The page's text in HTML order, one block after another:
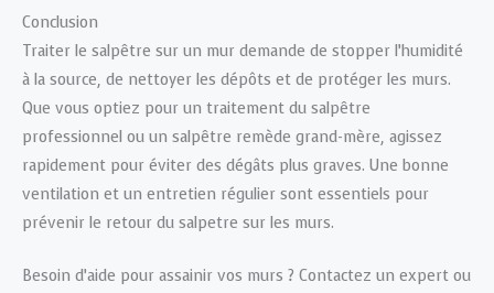
Conclusion
Traiter le salpêtre sur un mur demande de stopper l’humidité
à la source, de nettoyer les dépôts et de protéger les murs.
Que vous optiez pour un traitement du salpêtre
professionnel ou un salpêtre remède grand-mère, agissez
rapidement pour éviter des dégâts plus graves. Une bonne
ventilation et un entretien régulier sont essentiels pour
prévenir le retour du salpetre sur les murs.
Besoin d’aide pour assainir vos murs ? Contactez un expert ou